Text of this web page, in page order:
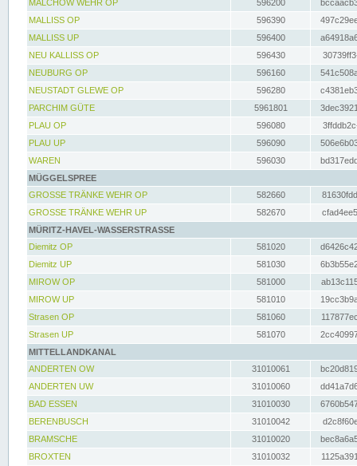
MALCHOW WEHR OP
596200
MALLISS OP
596390
MALLISS UP
596400
NEU KALLISS OP
596430
NEUBURG OP
596160
NEUSTADT GLEWE OP
596280
PARCHIM GÜTE
5961801
PLAU OP
596080
PLAU UP
596090
WAREN
596030
MÜGGELSPREE
GROSSE TRÄNKE WEHR OP
582660
GROSSE TRÄNKE WEHR UP
582670
MÜRITZ-HAVEL-WASSERSTRASSE
Diemitz OP
581020
Diemitz UP
581030
MIROW OP
581000
MIROW UP
581010
Strasen OP
581060
Strasen UP
581070
MITTELLANDKANAL
ANDERTEN OW
31010061
ANDERTEN UW
31010060
BAD ESSEN
31010030
BERENBUSCH
31010042
BRAMSCHE
31010020
BROXTEN
31010032